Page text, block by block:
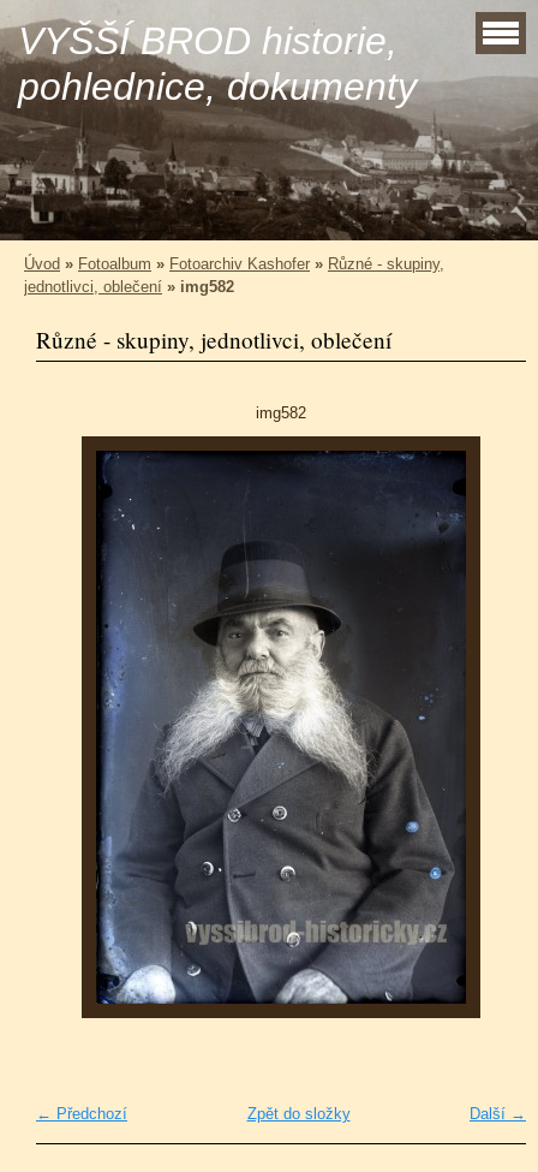
VYŠŠÍ BROD historie,
pohlednice, dokumenty
Úvod » Fotoalbum » Fotoarchiv Kashofer » Různé - skupiny,
jednotlivci, oblečení » img582
Různé - skupiny, jednotlivci, oblečení
img582
← Předchozí Další →
Zpět do složky